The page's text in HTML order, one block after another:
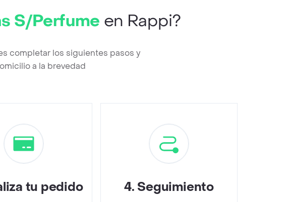
S/Perfume en Rappi?
completar los siguientes pasos y
a la brevedad
tu pedido 4. Seguimiento